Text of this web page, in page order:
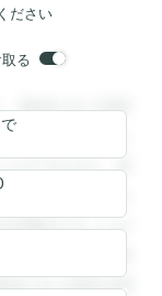
ださい
る
登録すると回答
を閲覧すること
ができます。登
録すると回答を
閲覧することが
できます。登録
すると回答を閲